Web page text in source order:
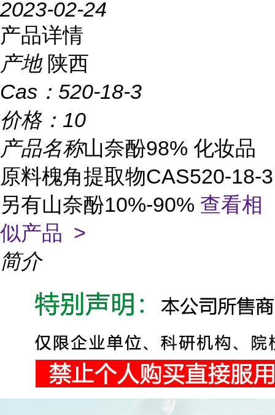
2023-02-24
产品详情
产地 陕西
Cas： 520-18-3
价格： 10
产品名称山奈酚98% 化妆品
原料槐角提取物CAS520-18-3
另有山奈酚10%-90% 查看相
似产品 >
简介